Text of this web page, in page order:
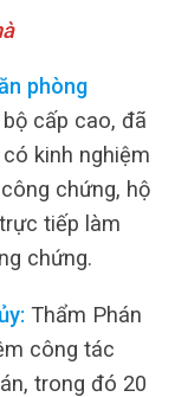
phòng
cấp cao, đã
kinh nghiệm
chứng, hộ
tiếp làm
chứng.
Thẩm Phán
công tác
trong đó 20